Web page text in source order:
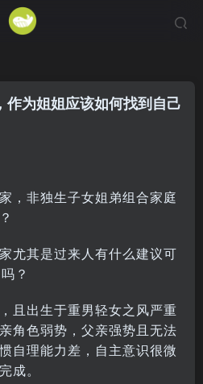
为姐姐应该如何找到自己
，非独生子女姐弟组合家庭
尤其是过来人有什么建议可
？
且出生于重男轻女之风严重
角色弱势，父亲强势且无法
自理能力差，自主意识很微
成。